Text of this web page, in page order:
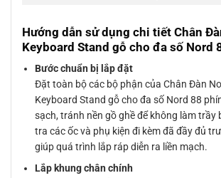
Hướng dẫn sử dụng chi tiết Chân
Keyboard Stand gỗ cho đa số Nord
Bước chuẩn bị lắp đặt
Đặt toàn bộ các bộ phận của Chân Đàn
Keyboard Stand gỗ cho đa số Nord 88
sạch, tránh nền gồ ghề để không làm trầy
tra các ốc và phụ kiện đi kèm đã đầy đủ
giúp quá trình lắp ráp diễn ra liền mạch.
Lắp khung chân chính